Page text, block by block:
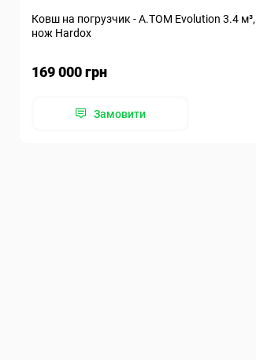
Ковш на погрузчик - A.TOM Evolution 3.4 м³,
нож Hardox
169 000 грн
Замовити